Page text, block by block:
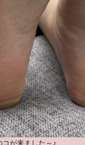
が来ました～♪